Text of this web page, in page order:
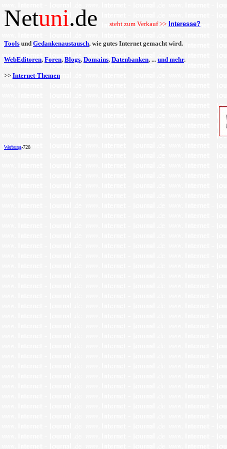
Netuni.de steht zum Verkauf >> Interesse?
Tools und Gedankenaustausch, wie gutes Internet gemacht wird.
WebEditoren, Foren, Blogs, Domains, Datenbanken, ... und mehr.
>> Internet-Themen
Werbung-728